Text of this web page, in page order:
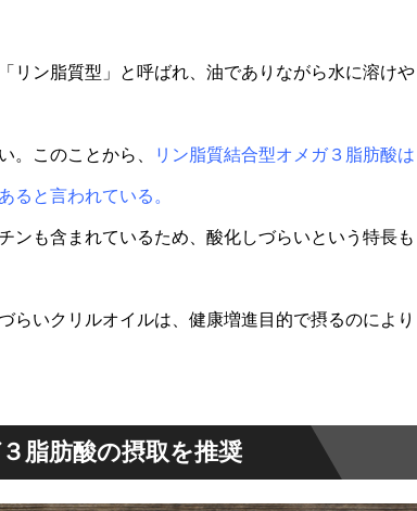
リン脂質型」と呼ばれ、油でありながら水に溶けや
。このことから、 リン脂質結合型オメガ３脂肪酸は
ると言われている。
ンも含まれているため、酸化しづらいという特長も
らいクリルオイルは、健康増進目的で摂るのにより
脂肪酸の摂取を推奨